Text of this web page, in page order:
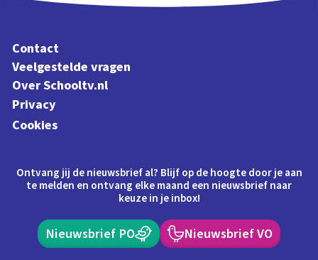
Contact
Veelgestelde vragen
Over Schooltv.nl
Privacy
Cookies
Ontvang jij de nieuwsbrief al? Blijf op de hoogte door je aan
te melden en ontvang elke maand een nieuwsbrief naar
keuze in je inbox!
Nieuwsbrief PO Nieuwsbrief VO